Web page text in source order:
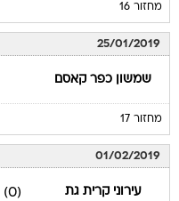
מחזור 16
25/01/2019
שמשון כפר קאסם
מחזור 17
01/02/2019
עירוני קרית גת (0)